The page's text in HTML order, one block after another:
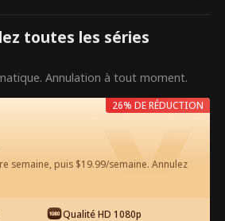
épisodes payants.
pour regarder.
maintenant
toutes les séries
Annulation à tout moment.
semaine, puis $19.99/semaine. Annulez
Qualité HD 1080p
26% DE RÉDUCTION